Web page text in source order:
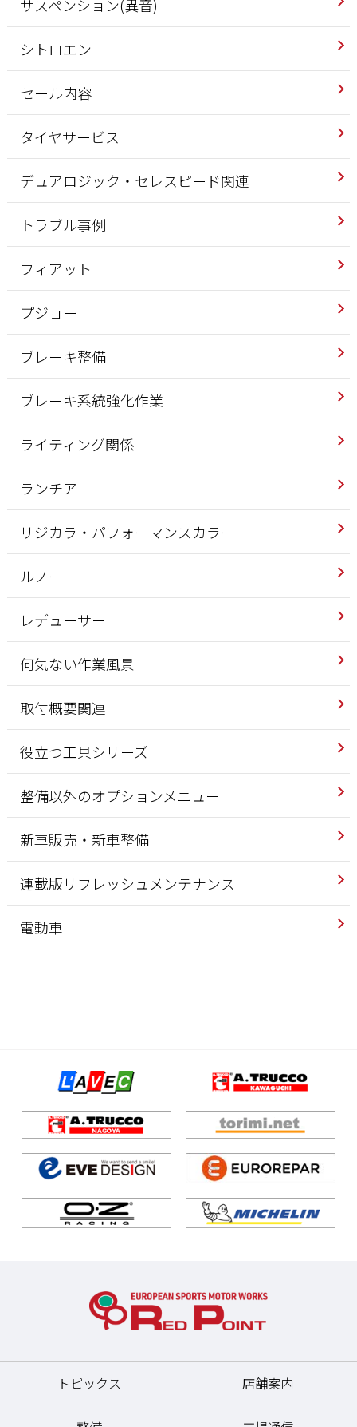
サスペンション(異音)
シトロエン
セール内容
タイヤサービス
デュアロジック・セレスピード関連
トラブル事例
フィアット
プジョー
ブレーキ整備
ブレーキ系統強化作業
ライティング関係
ランチア
リジカラ・パフォーマンスカラー
ルノー
レデューサー
何気ない作業風景
取付概要関連
役立つ工具シリーズ
整備以外のオプションメニュー
新車販売・新車整備
連載版リフレッシュメンテナンス
電動車
トピックス 店舗案内